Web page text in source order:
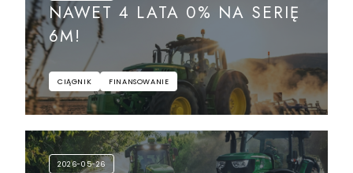
NAWET 4 LATA 0% NA SERIĘ
6M!
CIĄGNIK FINANSOWANIE
2026-05-26